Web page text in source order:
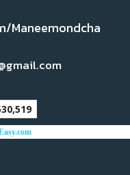
Maneemondcha